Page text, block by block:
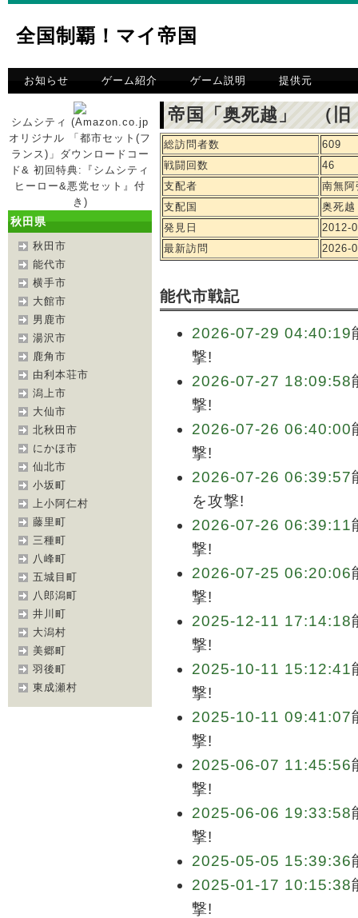
全国制覇！マイ帝国
お知らせ ゲーム紹介 ゲーム説明 提供元
シムシティ (Amazon.co.jp
オリジナル 「都市セット(フ
ランス)」ダウンロードコー
ド& 初回特典:『シムシティ
ヒーロー&悪党セット』付
き)
秋田県
秋田市
能代市
横手市
大館市
男鹿市
湯沢市
鹿角市
由利本荘市
潟上市
大仙市
北秋田市
にかほ市
仙北市
小坂町
上小阿仁村
藤里町
三種町
八峰町
五城目町
八郎潟町
井川町
大潟村
美郷町
羽後町
東成瀬村
帝国「奥死越」 （旧
総訪問者数
609
戦闘回数
46
支配者
南無
支配国
奥死越
発見日
2012-
最新訪問
2026-
能代市戦記
2026-07-29 04:40:19
撃!
2026-07-27 18:09:58
撃!
2026-07-26 06:40:00
撃!
2026-07-26 06:39:57
を攻撃!
2026-07-26 06:39:11
撃!
2026-07-25 06:20:06
撃!
2025-12-11 17:14:18
撃!
2025-10-11 15:12:41
撃!
2025-10-11 09:41:07
撃!
2025-06-07 11:45:56
撃!
2025-06-06 19:33:58
撃!
2025-05-05 15:39:36
2025-01-17 10:15:38
撃!